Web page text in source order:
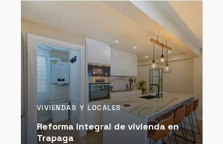
VIVIENDAS Y LOCALES
Reforma integral de vivienda en
Trapaga